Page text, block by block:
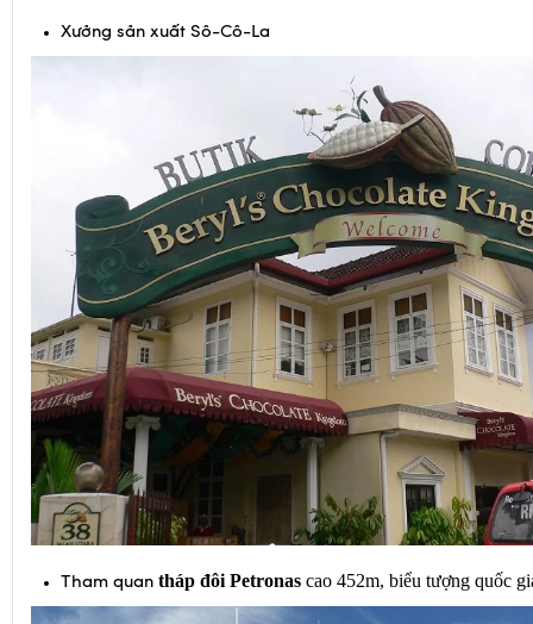
Tham quantháp đôi Petronas cao 452m, biểu tượng quốc